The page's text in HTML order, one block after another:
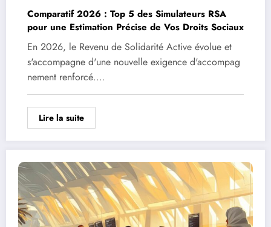
Comparatif 2026 : Top 5 des Simulateurs RSA
pour une Estimation Précise de Vos Droits Sociaux
En 2026, le Revenu de Solidarité Active évolue et
s'accompagne d'une nouvelle exigence d'accompag
nement renforcé.…
Lire la suite